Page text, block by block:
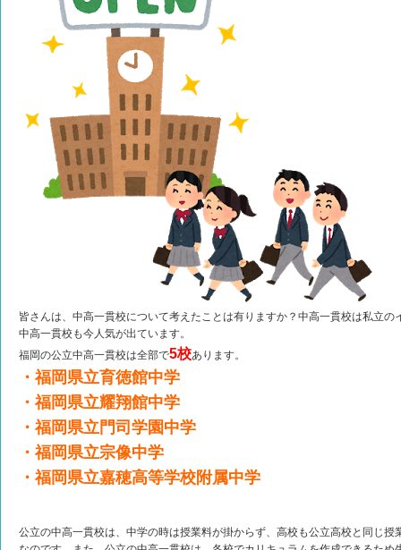
皆さんは、中高一貫校について考えたことは有りますか？中高一貫校は私立
中高一貫校も今人気が出ています。
福岡の公立中高一貫校は全部で5校あります。
・ 福岡県立育徳館中学
・福岡県立耀翔館中学
・福岡県立門司学園中学
・福岡県立宗像中学
・福岡県立嘉穂高等学校附属中学
公立の中高一貫校は、中学の時は授業料が掛からず、高校も公立高校と同じ授